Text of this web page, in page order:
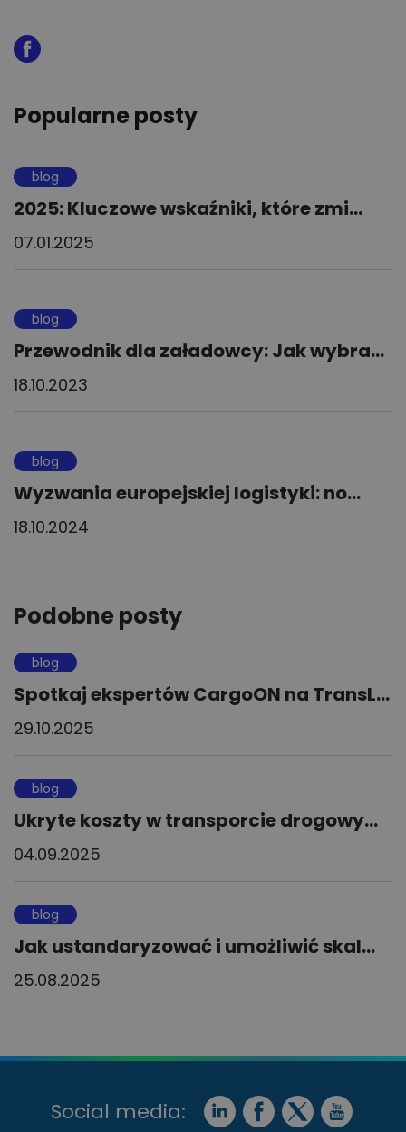
Popularne posty
blog
2025: Kluczowe wskaźniki, które zmi...
07.01.2025
blog
Przewodnik dla załadowcy: Jak wybra...
18.10.2023
blog
Wyzwania europejskiej logistyki: no...
18.10.2024
Podobne posty
blog
Spotkaj ekspertów CargoON na TransL...
29.10.2025
blog
Ukryte koszty w transporcie drogowy...
04.09.2025
blog
Jak ustandaryzować i umożliwić skal...
25.08.2025
Social media: